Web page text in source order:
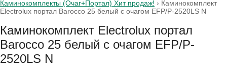
Каминокомплекты (Очаг+Портал) Хит продаж! › Каминокомплект
Electrolux портал Barocco 25 белый с очагом EFP/P-2520LS N
Каминокомплект Electrolux портал
Barocco 25 белый с очагом EFP/P-
2520LS N